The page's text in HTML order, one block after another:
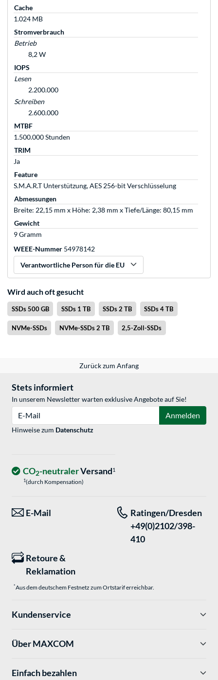
Cache
1.024 MB
Stromverbrauch
Betrieb
8,2 W
IOPS
Lesen
2.200.000
Schreiben
2.600.000
MTBF
1.500.000 Stunden
TRIM
Ja
Feature
S.M.A.R.T Unterstützung, AES 256-bit Verschlüsselung
Abmessungen
Breite: 22,15 mm x Höhe: 2,38 mm x Tiefe/Länge: 80,15 mm
Gewicht
9 Gramm
WEEE-Nummer 54978142
Verantwortliche Person für die EU
Wird auch oft gesucht
SSDs 500 GB SSDs 1 TB SSDs 2 TB SSDs 4 TB
NVMe-SSDs NVMe-SSDs 2 TB 2,5-Zoll-SSDs
Zurück zum Anfang
Stets informiert
In unserem Newsletter warten exklusive Angebote auf Sie!
Anmelden
Hinweise zum Datenschutz
CO2-neutralerVersand1
1(durch Kompensation)
E-Mail
Ratingen/Dresden
+49(0)2102/398-
410
Retoure &
Reklamation
*Aus dem deutschem Festnetz zum Ortstarif erreichbar.
Kundenservice
Über MAXCOM
Einfach bezahlen